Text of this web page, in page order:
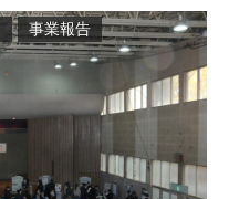
事業報告